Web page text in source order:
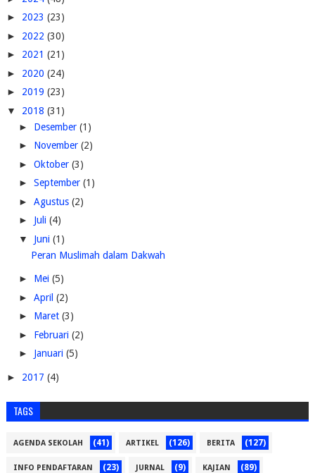
► 2023 (23)
► 2022 (30)
► 2021 (21)
► 2020 (24)
► 2019 (23)
▼ 2018 (31)
► Desember (1)
► November (2)
► Oktober (3)
► September (1)
► Agustus (2)
► Juli (4)
▼ Juni (1)
Peran Muslimah dalam Dakwah
► Mei (5)
► April (2)
► Maret (3)
► Februari (2)
► Januari (5)
► 2017 (4)
TAGS
AGENDA SEKOLAH (41) ARTIKEL (126) BERITA (127)
INFO PENDAFTARAN (23) JURNAL (9) KAJIAN (89)